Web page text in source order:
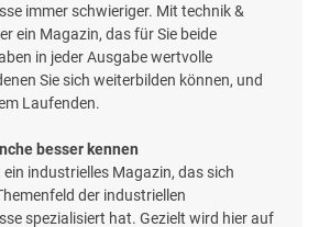
immer schwieriger. Mit technik &
ein Magazin, das für Sie beide
in jeder Ausgabe wertvolle
Sie sich weiterbilden können, und
Laufenden.
besser kennen
industrielles Magazin, das sich
der industriellen
spezialisiert hat. Gezielt wird hier auf